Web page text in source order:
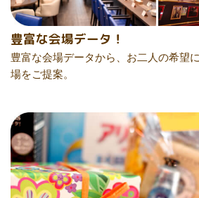
豊富な会場データ！
豊富な会場データから、お二人の希望
場をご提案。